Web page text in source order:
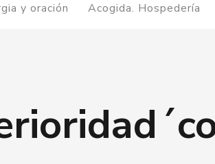
y oración Acogida. Hospedería